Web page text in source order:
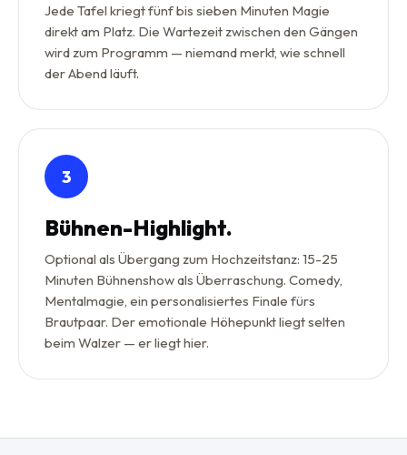
Jede Tafel kriegt fünf bis sieben Minuten Magie
direkt am Platz. Die Wartezeit zwischen den Gängen
wird zum Programm — niemand merkt, wie schnell
der Abend läuft.
3
Bühnen-Highlight.
Optional als Übergang zum Hochzeitstanz: 15-25
Minuten Bühnenshow als Überraschung. Comedy,
Mentalmagie, ein personalisiertes Finale fürs
Brautpaar. Der emotionale Höhepunkt liegt selten
beim Walzer — er liegt hier.